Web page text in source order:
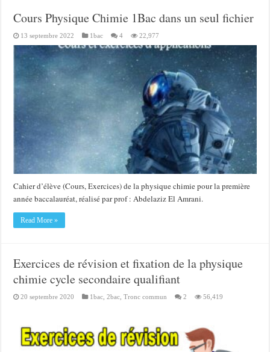
Cours Physique Chimie 1Bac dans un seul fichier
13 septembre 2022 1bac 4 22,977
Cahier d’élève (Cours, Exercices) de la physique chimie pour la première
année baccalauréat, réalisé par prof : Abdelaziz El Amrani.
Read More »
Exercices de révision et fixation de la physique
chimie cycle secondaire qualifiant
20 septembre 2020 1bac ,2bac ,Tronc commun 2 56,419